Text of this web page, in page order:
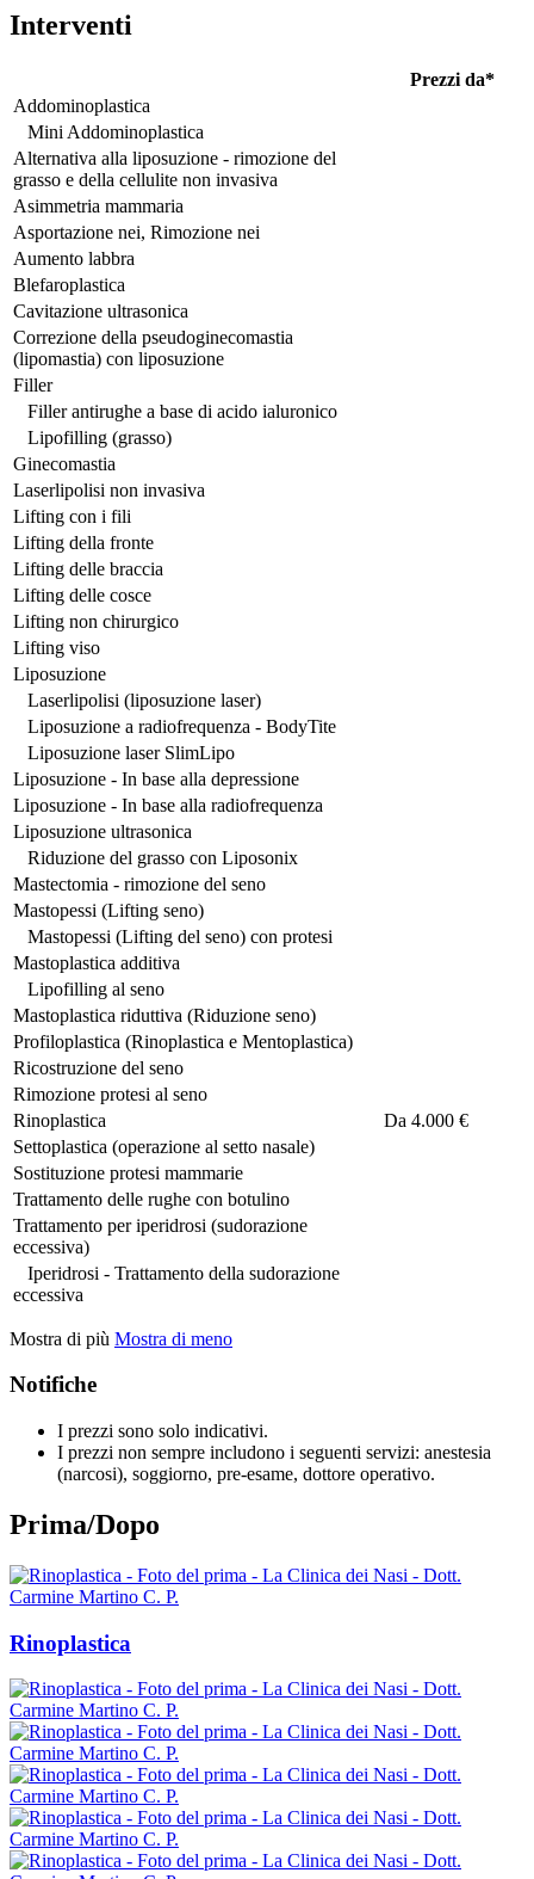
Interventi
Prezzi da*
Addominoplastica
Mini Addominoplastica
Alternativa alla liposuzione - rimozione del
grasso e della cellulite non invasiva
Asimmetria mammaria
Asportazione nei, Rimozione nei
Aumento labbra
Blefaroplastica
Cavitazione ultrasonica
Correzione della pseudoginecomastia
(lipomastia) con liposuzione
Filler
Filler antirughe a base di acido ialuronico
Lipofilling (grasso)
Ginecomastia
Laserlipolisi non invasiva
Lifting con i fili
Lifting della fronte
Lifting delle braccia
Lifting delle cosce
Lifting non chirurgico
Lifting viso
Liposuzione
Laserlipolisi (liposuzione laser)
Liposuzione a radiofrequenza - BodyTite
Liposuzione laser SlimLipo
Liposuzione - In base alla depressione
Liposuzione - In base alla radiofrequenza
Liposuzione ultrasonica
Riduzione del grasso con Liposonix
Mastectomia - rimozione del seno
Mastopessi (Lifting seno)
Mastopessi (Lifting del seno) con protesi
Mastoplastica additiva
Lipofilling al seno
Mastoplastica riduttiva (Riduzione seno)
Profiloplastica (Rinoplastica e Mentoplastica)
Ricostruzione del seno
Rimozione protesi al seno
Rinoplastica
Da 4.000 €
Settoplastica (operazione al setto nasale)
Sostituzione protesi mammarie
Trattamento delle rughe con botulino
Trattamento per iperidrosi (sudorazione
eccessiva)
Iperidrosi - Trattamento della sudorazione
eccessiva
Mostra di più Mostra di meno
Notifiche
I prezzi sono solo indicativi.
I prezzi non sempre includono i seguenti servizi: anestesia
(narcosi), soggiorno, pre-esame, dottore operativo.
Prima/Dopo
Rinoplastica